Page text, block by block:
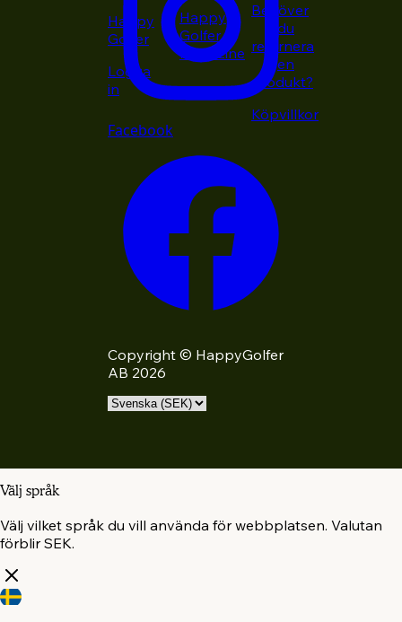
Happy
Golfer
Logga
in
Happy
Golfer
Magazine
Behöver
du
returnera
en
produkt?
Köpvillkor
Facebook
Copyright © HappyGolfer
AB 2026
Välj språk
Välj vilket språk du vill använda för webbplatsen. Valutan
förblir SEK.